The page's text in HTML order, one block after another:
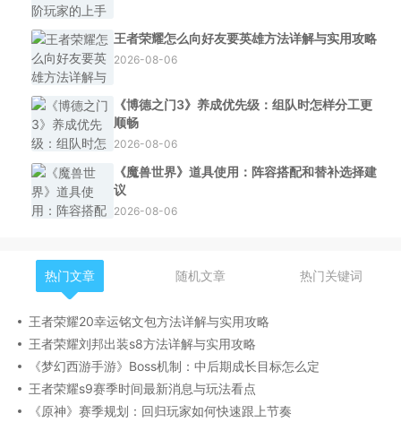
王者荣耀怎么向好友要英雄方法详解与实用攻略
2026-08-06
《博德之门3》养成优先级：组队时怎样分工更
顺畅
2026-08-06
《魔兽世界》道具使用：阵容搭配和替补选择建
议
2026-08-06
热门文章 随机文章 热门关键词
王者荣耀20幸运铭文包方法详解与实用攻略
王者荣耀刘邦出装s8方法详解与实用攻略
《梦幻西游手游》Boss机制：中后期成长目标怎么定
王者荣耀s9赛季时间最新消息与玩法看点
《原神》赛季规划：回归玩家如何快速跟上节奏